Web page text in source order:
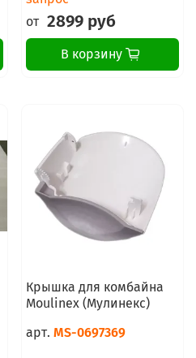
от 2899 руб
В корзину
Крышка для комбайна
Moulinex (Мулинекс)
арт. MS-0697369